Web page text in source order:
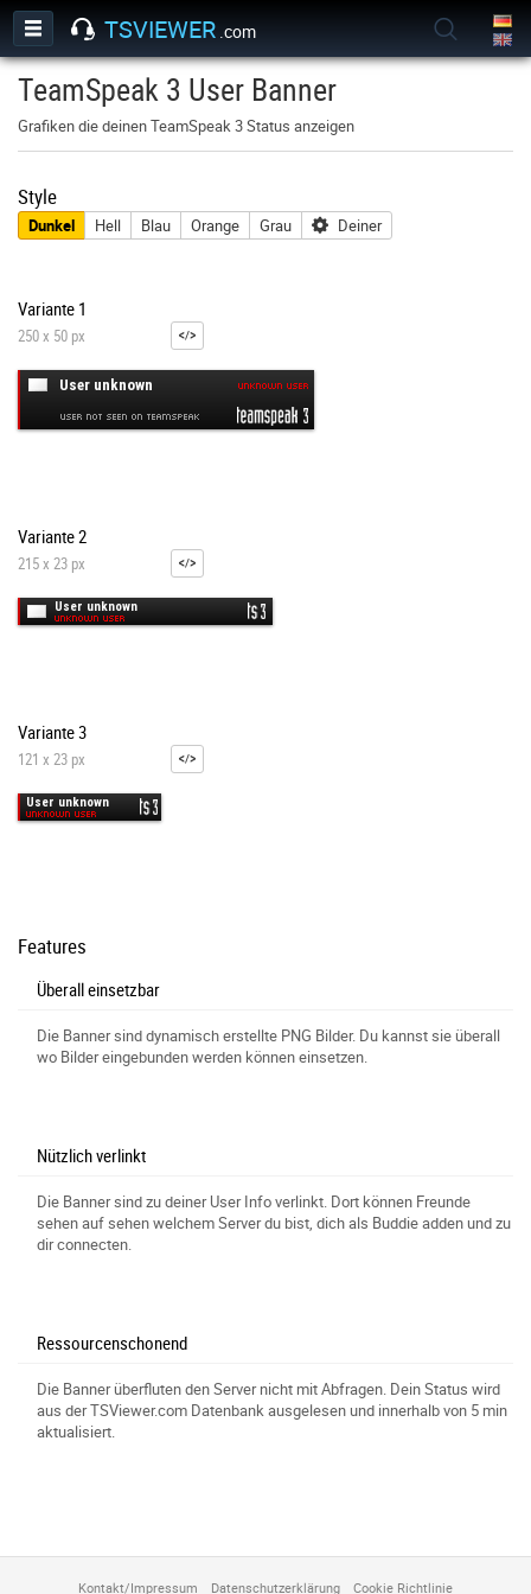
TSVIEWER .com
TeamSpeak 3 User Banner
Grafiken die deinen TeamSpeak 3 Status anzeigen
Style
Dunkel Hell Blau Orange Grau Deiner
Variante 1
250 x 50 px
Variante 2
215 x 23 px
Variante 3
121 x 23 px
Features
Überall einsetzbar
Die Banner sind dynamisch erstellte PNG Bilder. Du kannst sie überall
wo Bilder eingebunden werden können einsetzen.
Nützlich verlinkt
Die Banner sind zu deiner User Info verlinkt. Dort können Freunde
sehen auf sehen welchem Server du bist, dich als Buddie adden und zu
dir connecten.
Ressourcenschonend
Die Banner überfluten den Server nicht mit Abfragen. Dein Status wird
aus der TSViewer.com Datenbank ausgelesen und innerhalb von 5 min
aktualisiert.
Kontakt/Impressum Datenschutzerklärung Cookie Richtlinie